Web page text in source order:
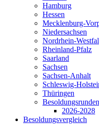
Hamburg
Hessen
Mecklenburg-
Niedersachsen
Nordrhein-
Rheinland-Pfalz
Saarland
Sachsen
Sachsen-Anhalt
Schleswig-
Thüringen
Besoldungsrunden
2026-2028
Besoldungsvergleich